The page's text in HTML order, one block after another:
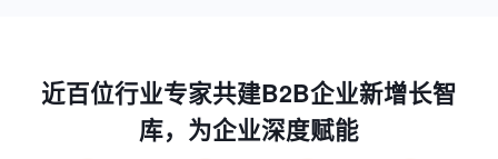
近百位行业专家共建B2B企业新增长智
库，为企业深度赋能